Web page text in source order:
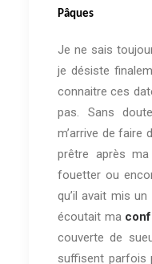
Pâques
Je ne sais
je désiste
connaitre ces
pas. Sans
m’arrive de faire
prêtre après
fouetter ou
qu’il avait mis
écoutait ma
couverte de
suffisent parfois